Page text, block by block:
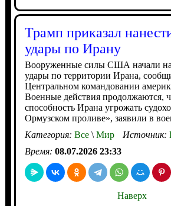
Трамп приказал
удары по Ирану
Вооруженные силы США начали
удары по территории Ирана,
Центральном командовании
Военные действия продолжаются,
способность Ирана угрожать
Ормузском проливе», заявили в
Категория: Все\Мир Источник:
Время: 08.07.2026 23:33
Наверх